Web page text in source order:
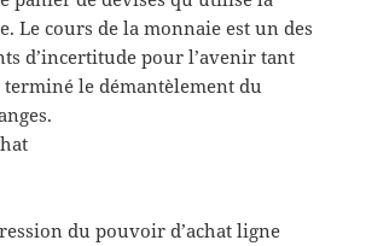
Le cours de la monnaie est un des
d’incertitude pour l’avenir tant
terminé le démantèlement du
du pouvoir d’achat ligne